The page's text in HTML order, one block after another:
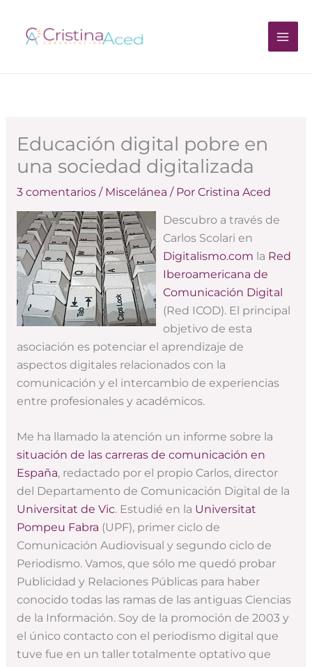
contenido
Educación digital pobre en
una sociedad digitalizada
3 comentarios / Miscelánea / Por Cristina Aced
Descubro a través de
Carlos Scolari en
Digitalismo.com la Red
Iberoamericana de
Comunicación Digital
(Red ICOD). El principal
objetivo de esta
asociación es potenciar el aprendizaje de
aspectos digitales relacionados con la
comunicación y el intercambio de experiencias
entre profesionales y académicos.
Me ha llamado la atención un informe sobre la
situación de las carreras de comunicación en
España, redactado por el propio Carlos, director
del Departamento de Comunicación Digital de la
Universitat de Vic. Estudié en la Universitat
Pompeu Fabra (UPF), primer ciclo de
Comunicación Audiovisual y segundo ciclo de
Periodismo. Vamos, que sólo me quedó probar
Publicidad y Relaciones Públicas para haber
conocido todas las ramas de las antiguas Ciencias
de la Información. Soy de la promoción de 2003 y
el único contacto con el periodismo digital que
tuve fue en un taller totalmente optativo que